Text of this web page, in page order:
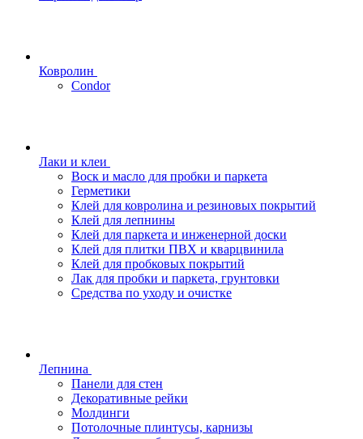
Ковролин
Condor
Лаки и клеи
Воск и масло для пробки и паркета
Герметики
Клей для ковролина и резиновых покрытий
Клей для лепнины
Клей для паркета и инженерной доски
Клей для плитки ПВХ и кварцвинила
Клей для пробковых покрытий
Лак для пробки и паркета, грунтовки
Средства по уходу и очистке
Лепнина
Панели для стен
Декоративные рейки
Молдинги
Потолочные плинтусы, карнизы